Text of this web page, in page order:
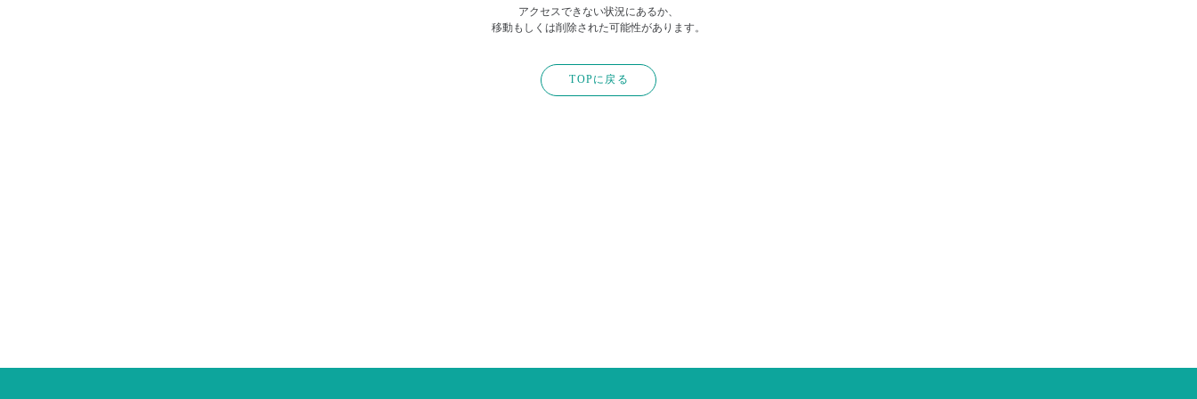
アクセスできない状況にあるか、
移動もしくは削除された可能性があります。
TOPに戻る